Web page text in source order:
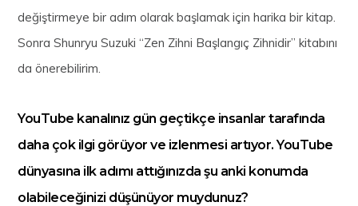
değiştirmeye bir adım olarak başlamak için harika bir kitap.
Sonra Shunryu Suzuki “Zen Zihni Başlangıç Zihnidir” kitabını
da önerebilirim.
YouTube kanalınız gün geçtikçe insanlar tarafında
daha çok ilgi görüyor ve izlenmesi artıyor. YouTube
dünyasına ilk adımı attığınızda şu anki konumda
olabileceğinizi düşünüyor muydunuz?